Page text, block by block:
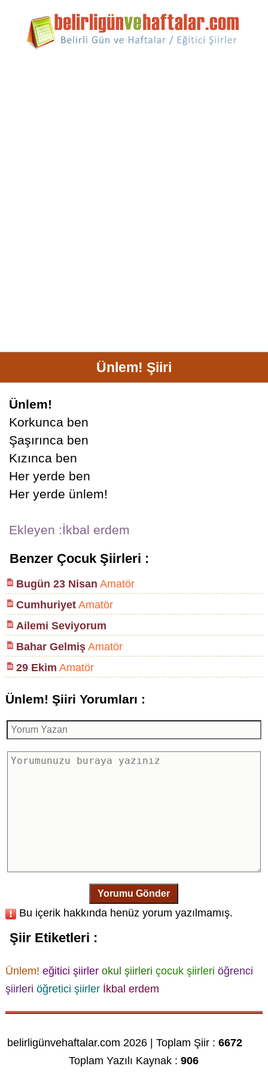
Ünlem! Şiiri
Ünlem!
Korkunca ben
Şaşırınca ben
Kızınca ben
Her yerde ben
Her yerde ünlem!
Ekleyen :İkbal erdem
Benzer Çocuk Şiirleri :
Bugün 23 Nisan Amatör
CumhuriyetAmatör
Ailemi Seviyorum
Bahar GelmişAmatör
29 Ekim Amatör
Ünlem! Şiiri Yorumları :
Yorumu Gönder
Bu içerik hakkında henüz yorum yazılmamış.
Şiir Etiketleri :
Ünlem! eğitici şiirler okul şiirleri çocuk şiirleri öğrenci
şiirleri öğretici şiirler İkbal erdem
belirligünvehaftalar.com 2026 | Toplam Şiir :6672
Toplam Yazılı Kaynak :906